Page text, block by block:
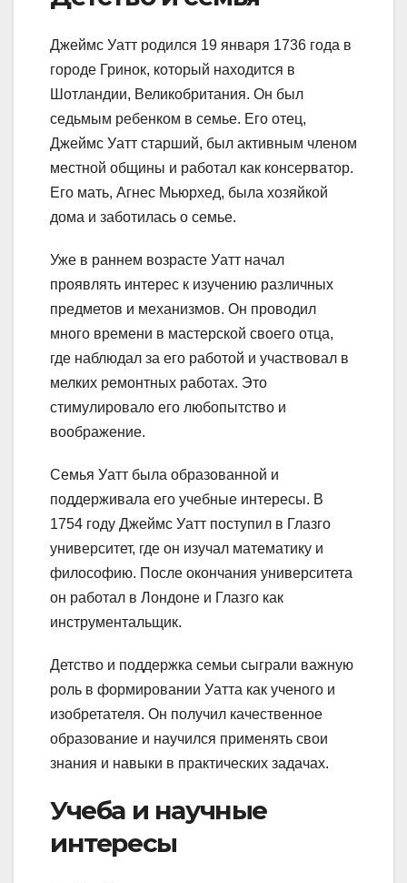
Джеймс Уатт родился 19 января 1736 года в
городе Гринок, который находится в
Шотландии, Великобритания. Он был
седьмым ребенком в семье. Его отец,
Джеймс Уатт старший, был активным членом
местной общины и работал как консерватор.
Его мать, Агнес Мьюрхед, была хозяйкой
дома и заботилась о семье.
Уже в раннем возрасте Уатт начал
проявлять интерес к изучению различных
предметов и механизмов. Он проводил
много времени в мастерской своего отца,
где наблюдал за его работой и участвовал в
мелких ремонтных работах. Это
стимулировало его любопытство и
воображение.
Семья Уатт была образованной и
поддерживала его учебные интересы. В
1754 году Джеймс Уатт поступил в Глазго
университет, где он изучал математику и
философию. После окончания университета
он работал в Лондоне и Глазго как
инструментальщик.
Детство и поддержка семьи сыграли важную
роль в формировании Уатта как ученого и
изобретателя. Он получил качественное
образование и научился применять свои
знания и навыки в практических задачах.
Учеба и научные
интересы